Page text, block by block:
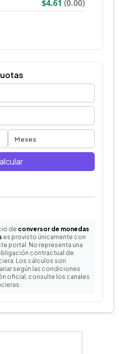
de conversor de monedas
es provisto únicamente con
portal. No representa una
contractual de
Los cálculos son
según las condiciones
oficial, consulte los canales